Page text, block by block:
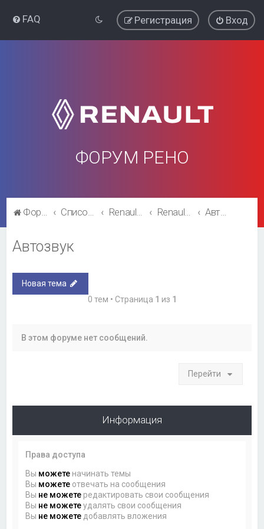
FAQ Вход
Регистрация
ФОРУМ РЕНО
Форум Рено Список форумов Renault Fluence Renault Fluence Автозвук
Автозвук
Новая тема
0 тем • Страница 1 из 1
В этом форуме нет сообщений.
Перейти
Информация
Права доступа
Вы можете начинать темы
Вы можете отвечать на сообщения
Вы не можете редактировать свои сообщения
Вы не можетеудалять свои сообщения
Вы не можете добавлять вложения